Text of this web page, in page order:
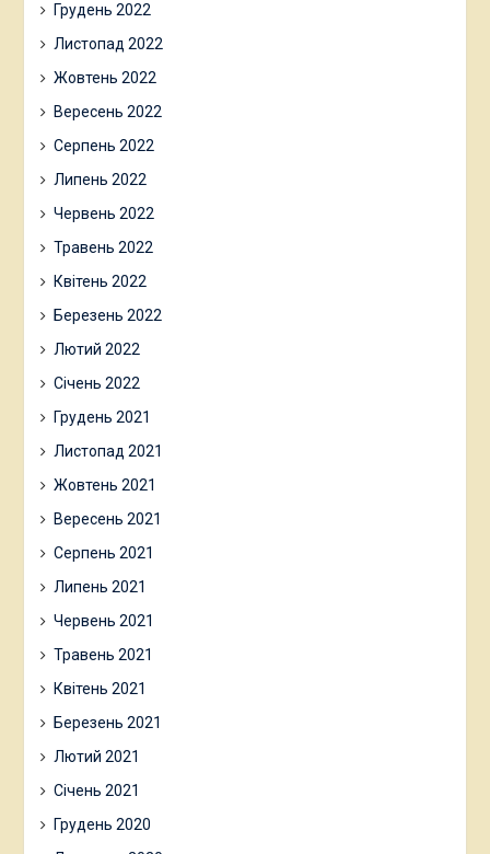
Грудень 2022
Листопад 2022
Жовтень 2022
Вересень 2022
Серпень 2022
Липень 2022
Червень 2022
Травень 2022
Квітень 2022
Березень 2022
Лютий 2022
Січень 2022
Грудень 2021
Листопад 2021
Жовтень 2021
Вересень 2021
Серпень 2021
Липень 2021
Червень 2021
Травень 2021
Квітень 2021
Березень 2021
Лютий 2021
Січень 2021
Грудень 2020